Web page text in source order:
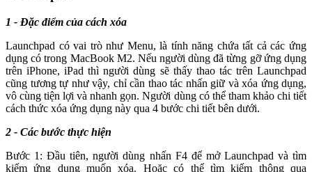
1 - Đặc điểm của cách xóa
Launchpad có vai trò như Menu, là tính năng chứa tất cả các ứng
dụng có trong MacBook M2. Nếu người dùng đã từng gỡ ứng dụng
trên iPhone, iPad thì người dùng sẽ thấy thao tác trên Launchpad
cũng tương tự như vậy, chỉ cần thao tác nhấn giữ và xóa ứng dụng,
vô cùng tiện lợi và nhanh gọn. Người dùng có thể tham khảo chi tiết
cách thức xóa ứng dụng này qua 4 bước chi tiết bên dưới.
2 - Các bước thực hiện
Bước 1: Đầu tiên, người dùng nhấn F4 để mở Launchpad và tìm
kiếm ứng dụng muốn xóa. Hoặc có thể tìm kiếm thông qua